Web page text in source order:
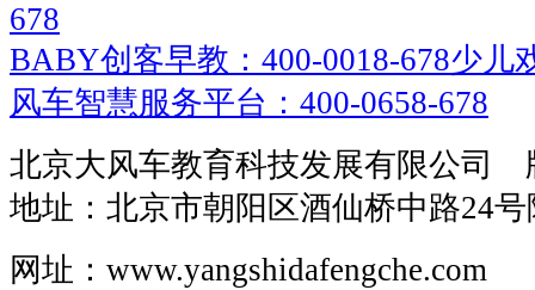
678
BABY创客早教：400-0018-678少儿
风车智慧服务平台：400-0658-678
北京大风车教育科技发展有限公司
地址：北京市朝阳区酒仙桥中路24
网址：www.yangshidafengche.com